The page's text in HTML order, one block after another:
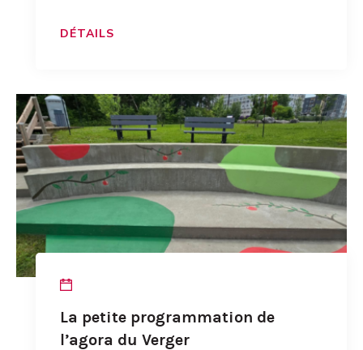
DÉTAILS
La petite programmation de
l’agora du Verger